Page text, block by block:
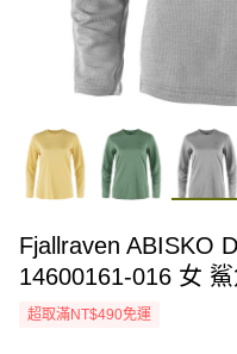
Fjallraven ABISKO
14600161-016 女
超取滿NT$490免運